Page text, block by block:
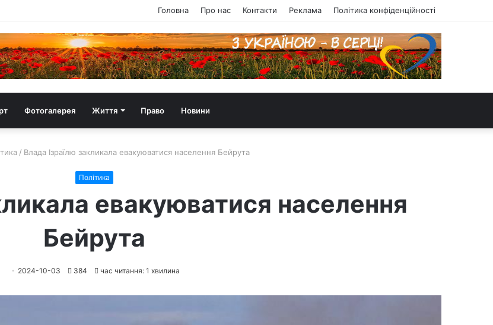
Головна Про нас Контакти Реклама Політика конфіденційності
Фотогалерея Життя Право Новини
/ Влада Ізраїлю закликала евакуюватися населення Бейрута
Політика
евакуюватися населення
Бейрута
2024-10-03 384 час читання: 1 хвилина